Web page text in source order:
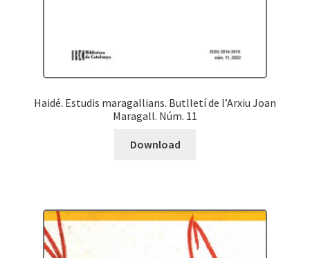
Haidé. Estudis maragallians. Butlletí de l’Arxiu Joan
Maragall. Núm. 11
Download